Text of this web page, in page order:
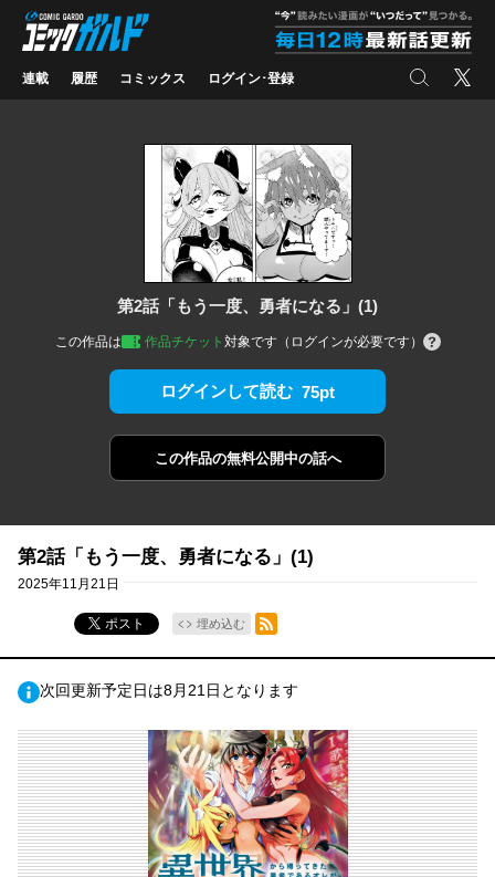
コミックガルド
連載 履歴 コミックス ログイン･登録 検索 X
第2話「もう一度、勇者になる」(1)
この作品は 作品チケット 対象です（ログインが必要です）
ログインして読む 75pt
この作品の無料公開中の話へ
第2話「もう一度、勇者になる」(1)
2025年11月21日
ポスト 埋め込む
RSSフィード
次回更新予定日は8月21日となります